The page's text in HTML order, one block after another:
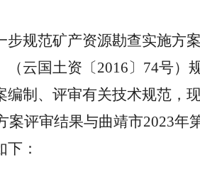
规范矿产资源勘查实施方
云国土资〔2016〕74号）
制、评审有关技术规范，
案评审结果与曲靖市2023年
：